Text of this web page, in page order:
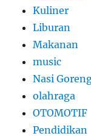
Kuliner
Liburan
Makanan
music
Nasi
olahraga
OTOMOTIF
Pendidikan